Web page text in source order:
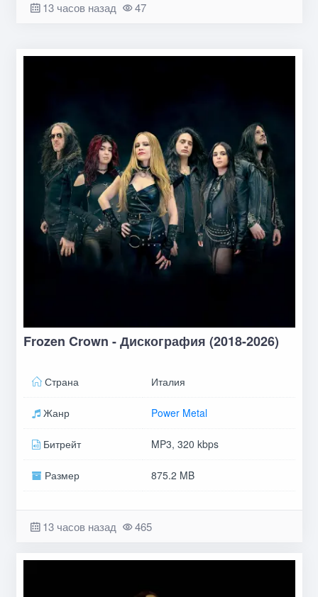
13 часов назад 47
Frozen Crown - Дискография (2018-2026)
Страна Италия
Жанр Power Metal
Битрейт MP3, 320 kbps
Размер 875.2 MB
13 часов назад 465